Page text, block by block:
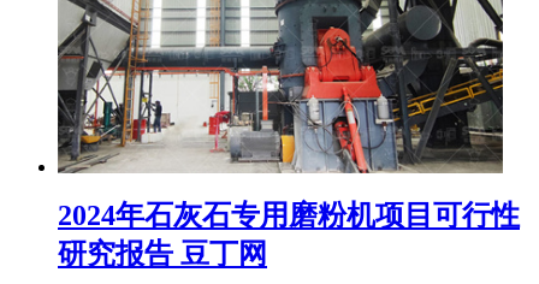
2024年石灰石专用磨粉机项目可行性
研究报告 豆丁网